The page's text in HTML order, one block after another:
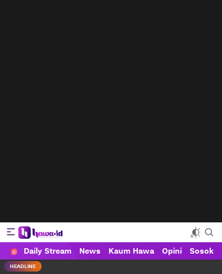
HAWA
Haluan Wanita Indonesia
Daily Stream News Kaum Hawa Opini Sosok
HEADLINE